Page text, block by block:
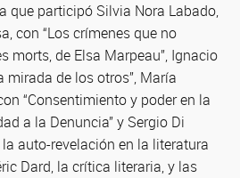
que participó Silvia Nora Labado,
con “Los crímenes que no
morts, de Elsa Marpeau”, Ignacio
mirada de los otros”, María
“Consentimiento y poder en la
a la Denuncia” y Sergio Di
auto-revelación en la literatura
Dard, la crítica literaria, y las